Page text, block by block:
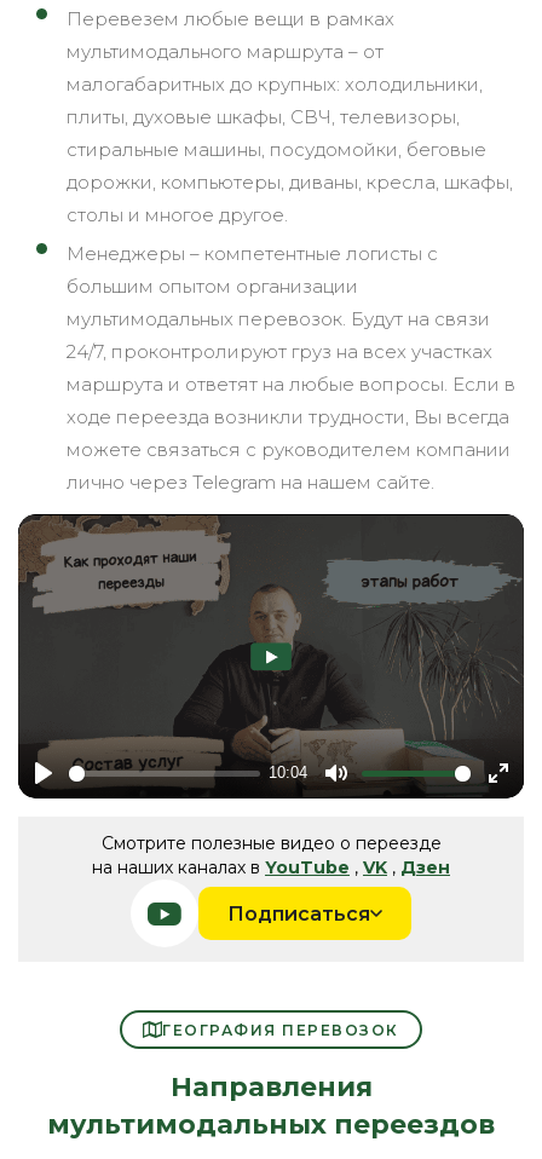
Play
10:04
Mute
Смотрите полезные видео о переезде
на наших каналах в YouTube , VK , Дзен
Подписаться
Перевезем любые вещи в рамках
мультимодального маршрута – от
малогабаритных до крупных: холодильники,
плиты, духовые шкафы, СВЧ, телевизоры,
стиральные машины, посудомойки, беговые
дорожки, компьютеры, диваны, кресла, шкафы,
столы и многое другое.
Менеджеры – компетентные логисты с
большим опытом организации
мультимодальных перевозок. Будут на связи
24/7, проконтролируют груз на всех участках
маршрута и ответят на любые вопросы. Если в
ходе переезда возникли трудности, Вы всегда
можете связаться с руководителем компании
лично через Telegram на нашем сайте.
ГЕОГРАФИЯ ПЕРЕВОЗОК
Направления
мультимодальных переездов